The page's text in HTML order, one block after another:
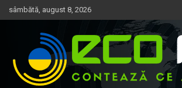
Skip
to
sâmbătă, august 8, 2026